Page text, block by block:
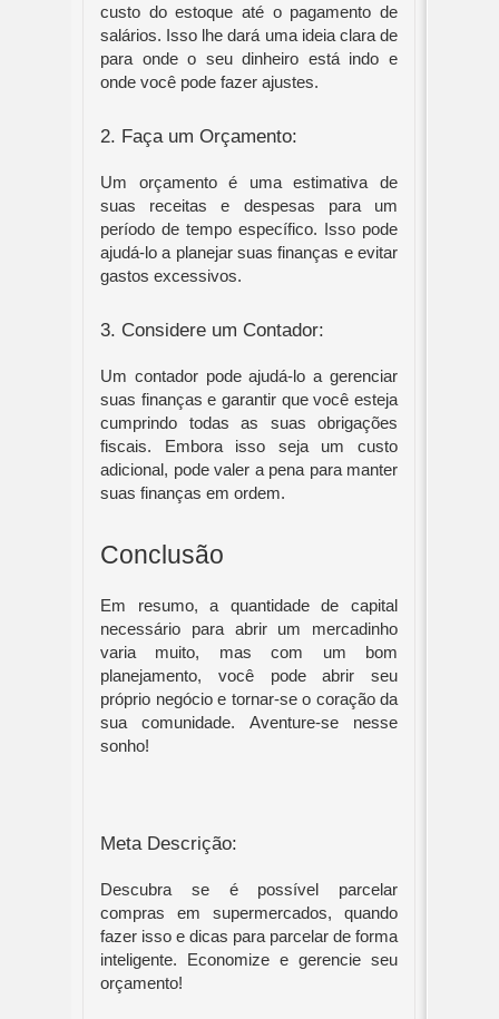
custo do estoque até o pagamento de
salários. Isso lhe dará uma ideia clara de
para onde o seu dinheiro está indo e
onde você pode fazer ajustes.
2. Faça um Orçamento:
Um orçamento é uma estimativa de
suas receitas e despesas para um
período de tempo específico. Isso pode
ajudá-lo a planejar suas finanças e evitar
gastos excessivos.
3. Considere um Contador:
Um contador pode ajudá-lo a gerenciar
suas finanças e garantir que você esteja
cumprindo todas as suas obrigações
fiscais. Embora isso seja um custo
adicional, pode valer a pena para manter
suas finanças em ordem.
Conclusão
Em resumo, a quantidade de capital
necessário para abrir um mercadinho
varia muito, mas com um bom
planejamento, você pode abrir seu
próprio negócio e tornar-se o coração da
sua comunidade. Aventure-se nesse
sonho!
Meta Descrição:
Descubra se é possível parcelar
compras em supermercados, quando
fazer isso e dicas para parcelar de forma
inteligente. Economize e gerencie seu
orçamento!